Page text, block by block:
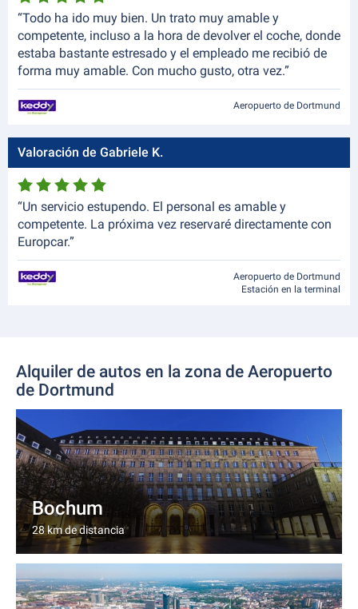
“Todo ha ido muy bien. Un trato muy amable y
competente, incluso a la hora de devolver el coche, donde
estaba bastante estresado y el empleado me recibió de
forma muy amable. Con mucho gusto, otra vez.”
Aeropuerto de Dortmund
Valoración de Gabriele K.
“Un servicio estupendo. El personal es amable y
competente. La próxima vez reservaré directamente con
Europcar.”
Aeropuerto de Dortmund
Estación en la terminal
Alquiler de autos en la zona de Aeropuerto
de Dortmund
Bochum
28 km de distancia